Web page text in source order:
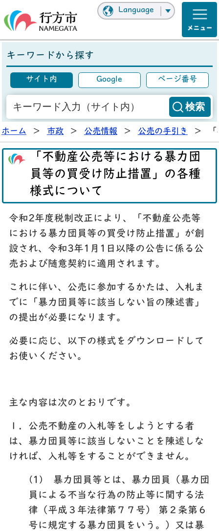
Language
キーワードから探す
サイト内 Google ページ番号
ホーム > 市政 > 公売情報 > 公売の手引き >
「不動産公売等における暴力団
員等の買受け防止措置」の各種
様式について
令和2年度税制改正により、「不動産公売等
における暴力団員等の買受け防止措置」が創
設され、令和3年1月1日以降の公告に係る公
売および随意契約に適用されます。
これに伴い、公売に参加するかたは、入札ま
でに「暴力団員等に該当しない旨の陳述書」
の提出が必要になります。
必要に応じ、以下の様式をダウンロードして
お使いください。
主な内容は次のとおりです。
１．公売不動産の入札等をしようとする者
は、暴力団員等に該当しないことを陳述しな
ければ、入札等をすることができません。
(1) 暴力団員等とは、暴力団員（暴力団
員による不当な行為の防止等に関する法
律（平成３年法律第７７号） 第２条第６
号に規定する暴力団員をいう。）又は暴